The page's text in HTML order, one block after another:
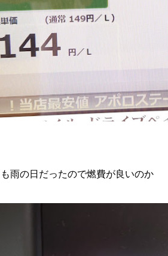
雨の日だったので燃費が良いのか